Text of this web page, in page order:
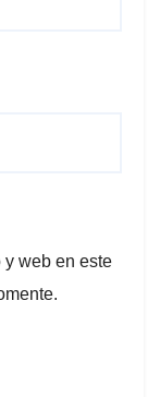
y web en este